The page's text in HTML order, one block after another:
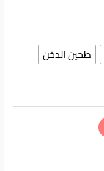
طحين الدخن